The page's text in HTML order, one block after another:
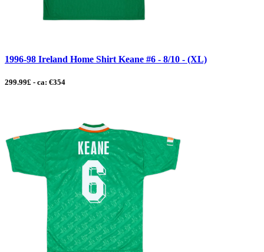
1996-98 Ireland Home Shirt Keane #6 - 8/10 - (XL)
299.99£ - ca: €354